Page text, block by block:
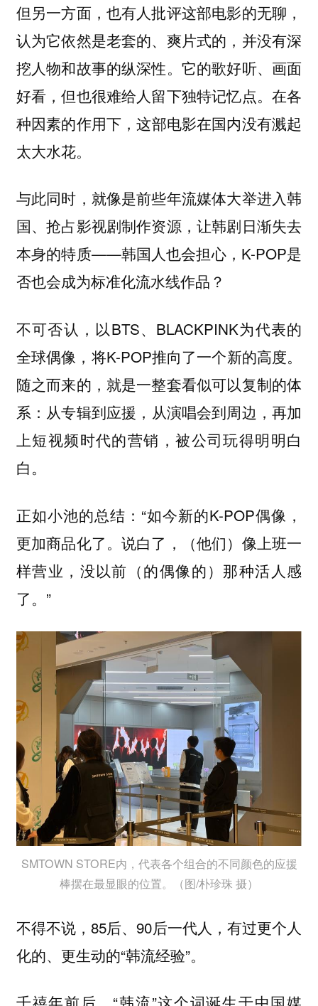
但另一方面，也有人批评这部电影的无聊，
认为它依然是老套的、爽片式的，并没有深
挖人物和故事的纵深性。它的歌好听、画面
好看，但也很难给人留下独特记忆点。在各
种因素的作用下，这部电影在国内没有溅起
太大水花。
与此同时，就像是前些年流媒体大举进入韩
国、抢占影视剧制作资源，让韩剧日渐失去
本身的特质——韩国人也会担心，K-POP是
否也会成为标准化流水线作品？
不可否认，以BTS、BLACKPINK为代表的
全球偶像，将K-POP推向了一个新的高度。
随之而来的，就是一整套看似可以复制的体
系： 从专辑到应援，从演唱会到周边，再加
上短视频时代的营销，被公司玩得明明白
白。
正如小池的总结：“如今新的K-POP偶像，
更加商品化了。说白了，（他们）像上班一
样营业，没以前（的偶像的）那种活人感
了。”
SMTOWN STORE内，代表各个组合的不同颜色的应援
棒摆在最显眼的位置。（图/朴珍珠 摄）
不得不说，85后、90后一代人，有过更个人
化的、更生动的“韩流经验”。